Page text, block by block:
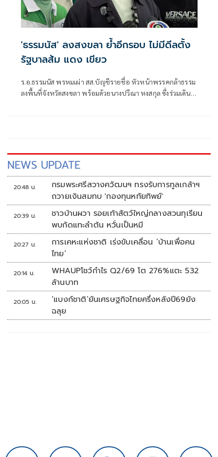
'ธรรมนัส' ลงสงขลา ย้ำอีกรอบ ไม่มีดีลตั้ง
รัฐบาลส้ม แดง เขียว
ร.อ.ธรรมนัส พรหมเผ่า สส.บัญชีรายชื่อ หัวหน้าพรรคกล้าธรรม
ลงพื้นที่จังหวัดสงขลา พร้อมด้วยนางปวีณา หงสกุล ซึ่งร่วมเดิน
NEWS UPDATE
20:48 น.
กรมพระศรีสวางควัฒนฯ ทรงรับการทูลเกล้าฯ
ถวายเงินสมทบ 'กองทุนหทัยทิพย์'
20:39 น.
ชาวบ้านผวา รอยเท้าสัตว์ใหญ่กลางสวนทุเรียน
พบกัดแทะลำต้น หวั่นเป็นหมี
20:27 น.
การเคหะแห่งชาติ เร่งขับเคลื่อน ‘บ้านเพื่อคน
ไทย’
20:14 น.
WHAUPโชว์กำไร Q2/69 โต 276%แตะ 532
ล้านบาท
20:05 น.
‘แบงก์ชาติ’ยันเศรษฐกิจไทยครึ่งหลังปี69ยัง
ฉลุย